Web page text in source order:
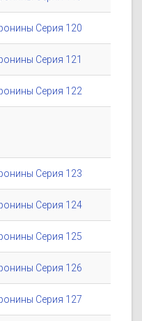
Серия 120
Серия 121
Серия 122
Серия 123
Серия 124
Серия 125
Серия 126
Серия 127